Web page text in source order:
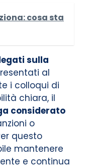
cosa sta
sulla
al
i colloqui di
chiara, il
considerato
o
questo
mantenere
e continua